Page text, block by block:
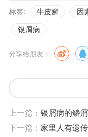
标签: 牛皮癣 因
银屑病
分享给朋友：
上一篇： 银屑病的鳞
下一篇： 家里人有遗传性